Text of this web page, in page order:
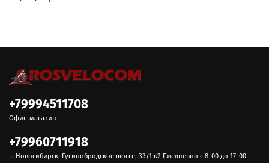
+79994511708
Офис-магазин
+79960711918
г. Новосибирск, Гусинобродское шоссе, 33/1 к2 Ежедневно с 8-00 до 17-00